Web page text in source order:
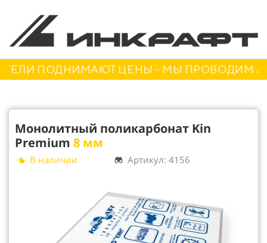
ПОДНИМАЮТ ЦЕНЫ - МЫ ПРОВОДИМ
Монолитный поликарбонат Kin
Premium 8 мм
В наличии Артикул: 4156